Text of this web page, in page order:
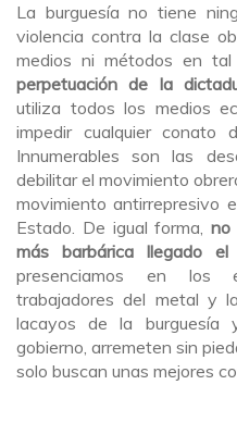
La burguesía no tiene
violencia contra la clase
medios ni métodos en
perpetuación de la
utiliza todos los medios
impedir cualquier conato
Innumerables son las
debilitar el movimiento
movimiento antirrepresivo
Estado. De igual forma,no
más barbárica llegado el
presenciamos en los
trabajadores del metal y
lacayos de la burguesía
gobierno, arremeten sin
solo buscan unas mejores